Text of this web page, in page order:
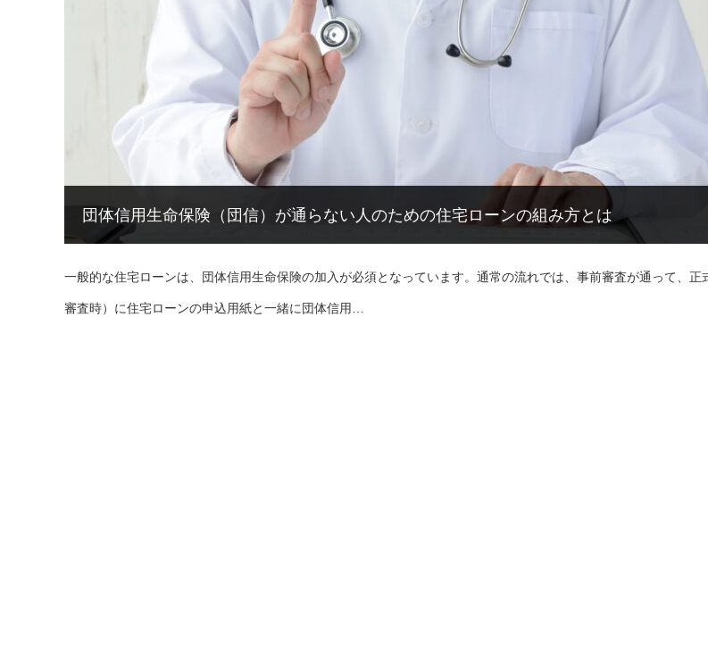
団体信用生命保険（団信）が通らない人のための住宅ローンの組み方とは
一般的な住宅ローンは、団体信用生命保険の加入が必須となっています。通常の流れでは、事前審査が通って、正
審査時）に住宅ローンの申込用紙と一緒に団体信用…